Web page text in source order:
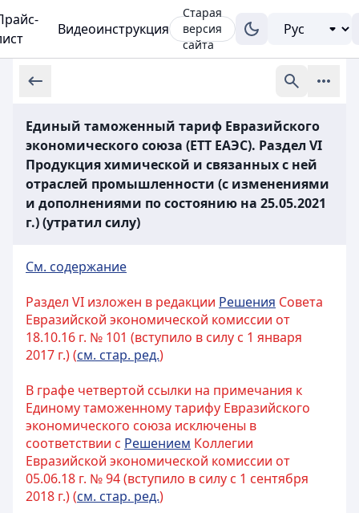
Видеоинструкция
Старая
версия
сайта
Единый таможенный тариф Евразийского
экономического союза (ЕТТ ЕАЭС). Раздел VI
Продукция химической и связанных с ней
отраслей промышленности (с изменениями
и дополнениями по состоянию на 25.05.2021
г.) (утратил силу)
См. содержание
Раздел VI изложен в редакции Решения Совета
Евразийской экономической комиссии от
18.10.16 г. № 101 (вступило в силу с 1 января
2017 г.) (см. стар. ред.)
В графе четвертой ссылки на примечания к
Единому таможенному тарифу Евразийского
экономического союза исключены в
соответствии с Решением Коллегии
Евразийской экономической комиссии от
05.06.18 г. № 94 (вступило в силу с 1 сентября
2018 г.) (см. стар. ред.)